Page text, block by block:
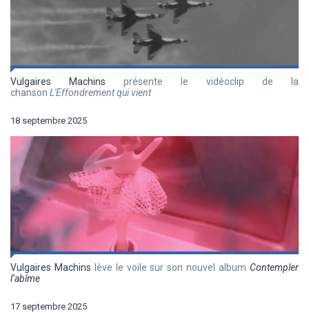
Vulgaires Machins présente le vidéoclip de la
chanson L'Effondrement qui vient
18 septembre 2025
Vulgaires Machins lève le voile sur son nouvel albumContempler
l’abîme
17 septembre 2025